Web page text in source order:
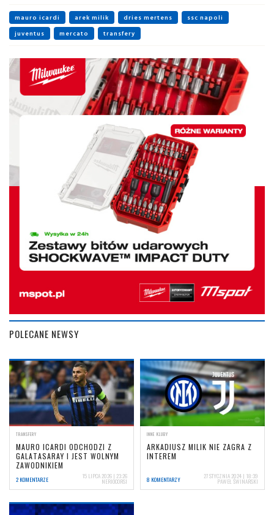
mauro icardi arek milik dries mertens
ssc napoli
juventus
mercato transfery
POLECANE NEWSY
TRANSFERY
MAURO ICARDI ODCHODZI Z
GALATASARAY I JEST WOLNYM
ZAWODNIKIEM
2 KOMENTARZE 15 LIPCA 2026 | 23:26
NERIOCORSI
INNE KLUBY
ARKADIUSZ MILIK NIE ZAGRA Z
INTEREM
8 KOMENTARZY 27 STYCZNIA 2024 | 18:39
PAWEŁ ŚWINARSKI